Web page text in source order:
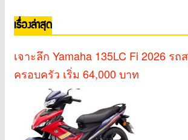
เรื่องล่าสุด
เจาะลึก Yamaha 135LC Fi 2026 รถ
ครอบครัว เริ่ม 64,000 บาท